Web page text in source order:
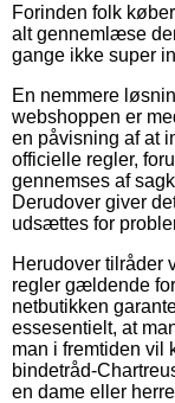
Forinden folk
alt gennemlæse
gange ikke super
En nemmere
webshoppen er
en påvisning af at
officielle regler,
gennemses af
Derudover giver
udsættes for
Herudover tilråder
regler gældende
netbutikken
essesentielt, at
man i fremtiden vil
bindetråd-
en dame eller